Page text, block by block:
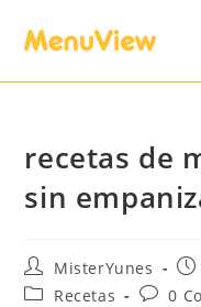
recetas de
sin
MisterYunes
Recetas
0